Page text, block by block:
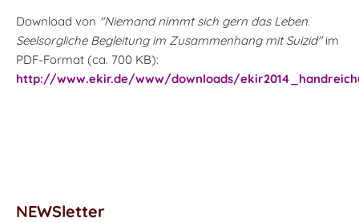
Download von "Niemand nimmt sich gern das Leben.
Seelsorgliche Begleitung im Zusammenhang mit Suizid"im
PDF-Format (ca. 700 KB):
http://www.ekir.de/www/downloads/
NEWSletter